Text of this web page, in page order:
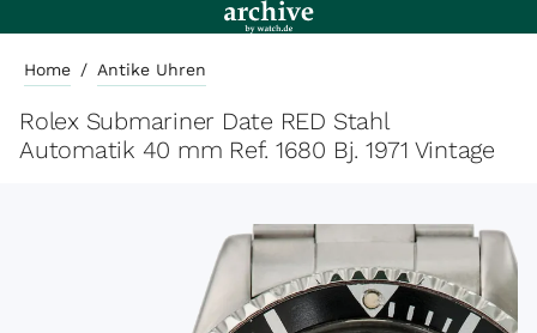
Home / Antike Uhren
Rolex Submariner Date RED Stahl
Automatik 40 mm Ref. 1680 Bj. 1971 Vintage